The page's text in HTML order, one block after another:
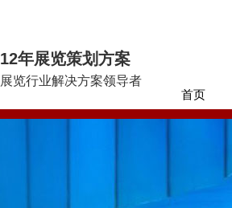
12年展览策划方案
展览行业解决方案领导者
首页